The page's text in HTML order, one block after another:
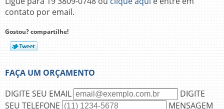
contato por email.
Gostou? compartilhe!
FAÇA UM ORÇAMENTO
DIGITE SEU EMAIL
DIGITE
SEU TELEFONE
MENSAGEM